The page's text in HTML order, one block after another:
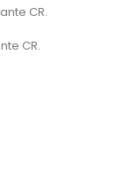
CR.
CR.